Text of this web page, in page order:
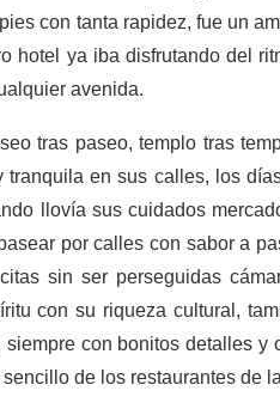
con tanta rapidez, fue un
hotel ya iba disfrutando del
avenida.
tras paseo, templo tras
tranquila en sus calles, los
llovía sus cuidados
por calles con sabor a
sin ser perseguidas
con su riqueza cultural,
siempre con bonitos detalles
de los restaurantes de